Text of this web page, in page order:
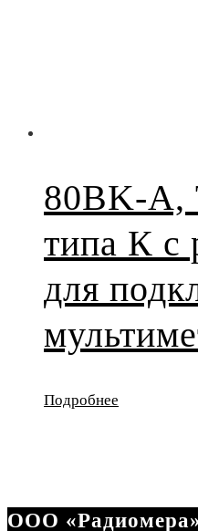
80BK-A,
типа К с
для
Подробнее
ООО